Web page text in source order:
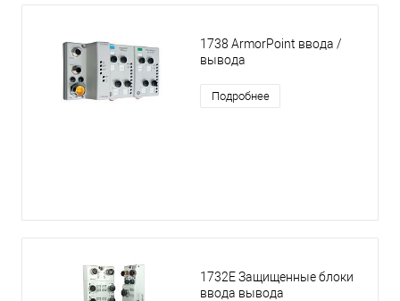
1738 ArmorPoint ввода /
вывода
Подробнее
1732E Защищенные блоки
ввода вывода